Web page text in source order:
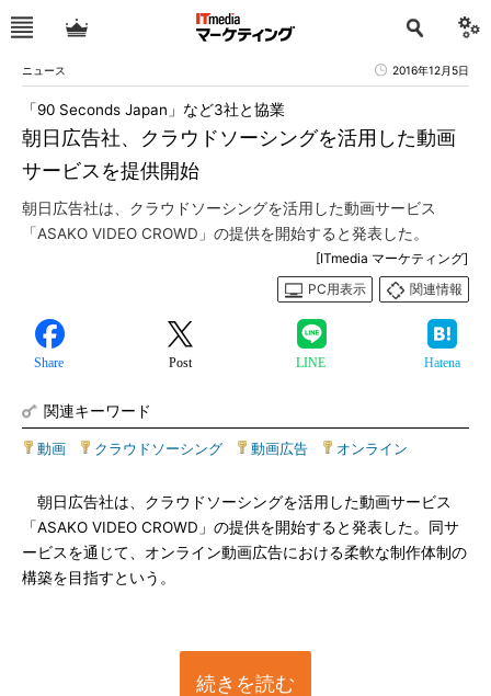
ニュース 2016年12月5日
朝日広告社、クラウドソーシングを活用した動画
サービスを提供開始
「90 Seconds Japan」など3社と協業
朝日広告社は、クラウドソーシングを活用した動画サービス
「ASAKO VIDEO CROWD」の提供を開始すると発表した。
[ITmedia マーケティング]
PC用表示
関連情報
Share Post LINE Hatena
関連キーワード
動画 クラウドソーシング 動画広告 オンライン
朝日広告社は、クラウドソーシングを活用した動画サービス
「ASAKO VIDEO CROWD」の提供を開始すると発表した。同サ
ービスを通じて、オンライン動画広告における柔軟な制作体制の
構築を目指すという。
続きを読む